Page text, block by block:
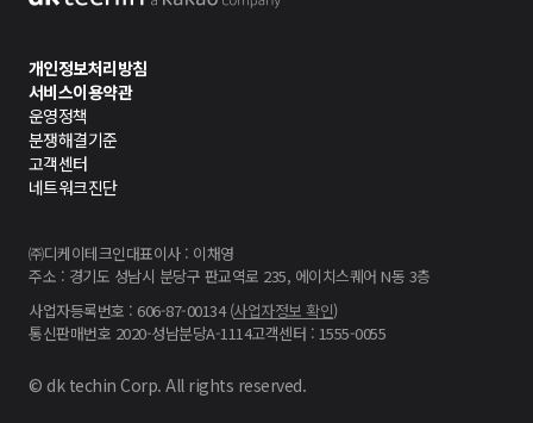
개인정보처리방침
서비스이용약관
운영정책
분쟁해결기준
고객센터
네트워크진단
㈜디케이테크인대표이사 : 이채영
주소 : 경기도 성남시 분당구 판교역로 235, 에이치스퀘어 N동 3층
사업자등록번호 : 606-87-00134 (사업자정보 확인)
통신판매번호 2020-성남분당A-1114고객센터 : 1555-0055
© dk techin Corp. All rights reserved.